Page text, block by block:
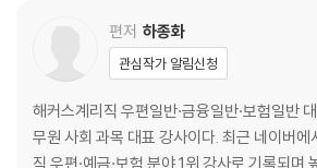
도움이 되고 있습니다.
예리한 질문으로 저를 긴장시키고 발전할 수 있
다. 박시현, 김우경, 송지오, 박찬영, 박세린, 서
박주은, 신윤진, 전지연, 최가은, 김태희, 명수민,
편저 하종화
관심작가 알림신청
해커스계리직 우편일반·금융일반·보험일반
무원 사회 과목 대표 강사이다. 최근 네이버에
직 우편·예금·보험 분야 1위 강사로 기록되며